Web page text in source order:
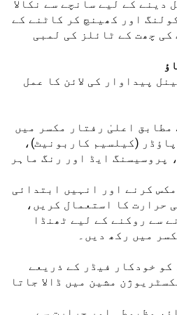
دینے کے لیے سانچے سے نکالا
اور کھینچ کر کاٹنے کے
کی چھت کے ٹائلز کی لمبی
پیداوار کی لائن کا عمل
مطابق اعلیٰ رفتار مکسر میں
(کیلسیم کاربونیٹ)،
پروسیسنگ ایڈ اور رنگ ماہر
کرنے اور انہیں ابتدائی
حرارت کا استعمال کریں،
سے روکنے کے لیے ٹھنڈا
میں رکھ دیں۔
کو خودکار فیڈر کے ذریعے
مشین میں ڈالا جاتا